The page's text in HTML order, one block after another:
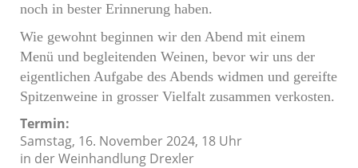
noch in bester Erinnerung haben.
Wie gewohnt beginnen wir den Abend mit einem
Menü und begleitenden Weinen, bevor wir uns der
eigentlichen Aufgabe des Abends widmen und gereifte
Spitzenweine in grosser Vielfalt zusammen verkosten.
Termin:
Samstag, 16. November 2024, 18 Uhr
in der Weinhandlung Drexler